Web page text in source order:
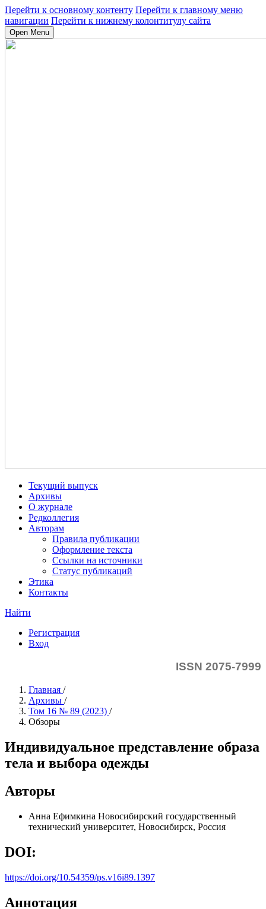
Перейти к основному контенту Перейти к главному меню
навигации Перейти к нижнему колонтитулу сайта
Open Menu
Текущий выпуск
Архивы
О журнале
Редколлегия
Авторам
Правила публикации
Оформление текста
Ссылки на источники
Статус публикаций
Этика
Контакты
Найти
Регистрация
Вход
ISSN 2075-7999
Главная /
Архивы /
Том 16 № 89 (2023) /
Обзоры
Индивидуальное представление образа
тела и выбора одежды
Авторы
Анна Ефимкина Новосибирский государственный
технический университет, Новосибирск, Россия
DOI:
https://doi.org/10.54359/ps.v16i89.1397
Аннотация